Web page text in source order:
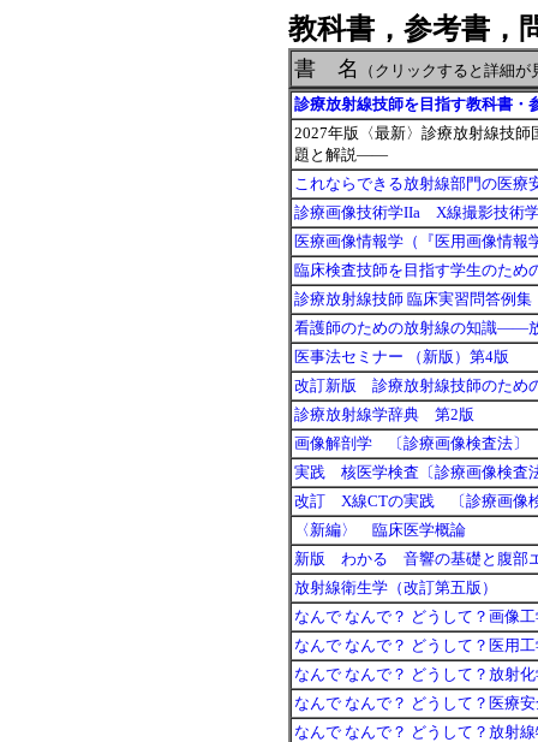
教科書，参考書，
書 名 （クリックすると詳細
診療放射線技師を目指す教科書・
2027年版〈最新〉診療放射線技
題と解説――
これならできる放射線部門の医療
診療画像技術学IIa X線撮影技術
医療画像情報学（『医用画像情報
臨床検査技師を目指す学生のため
診療放射線技師 臨床実習問答例集
看護師のための放射線の知識――
医事法セミナー （新版）第4版
改訂新版 診療放射線技師のため
診療放射線学辞典 第2版
画像解剖学 〔診療画像検査法〕
実践 核医学検査〔診療画像検査
改訂 X線CTの実践 〔診療画像
〈新編〉 臨床医学概論
新版 わかる 音響の基礎と腹部
放射線衛生学（改訂第五版）
なんで なんで？ どうして？画像
なんで なんで？ どうして？医用
なんで なんで？ どうして？放射
なんで なんで？ どうして？医療
なんで なんで？ どうして？放射